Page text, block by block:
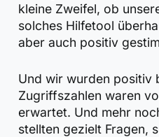
kleine Zweifel, ob
solches Hilfetool
aber auch positiv
Und wir wurden positiv
Zugriffszahlen waren
erwartet. Und mehr
stellten gezielt Fragen,